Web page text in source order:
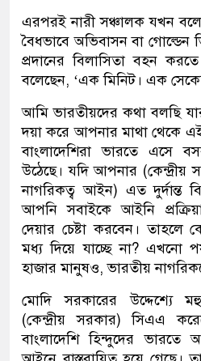
এরপরই নারী সঞ্চালক যখন
বৈধভাবে অভিবাসন বা
প্রদানের বিলাসিতা বহন
বলেছেন, ‘এক মিনিট। এক
আমি ভারতীয়দের কথা বলছি
দয়া করে আপনার মাথা থেকে
বাংলাদেশিরা ভারতে এসে
উঠেছে। যদি আপনার
নাগরিকত্ব আইন) এত দুর্দান্ত
আপনি সবাইকে আইনি
দেয়ার চেষ্টা করবেন। তাহলে
মধ্য দিয়ে যাচ্ছে না? এখনো
হাজার মানুষও, ভারতীয়
মোদি সরকারের উদ্দেশ্যে
(কেন্দ্রীয় সরকার) সিএএ
বাংলাদেশি হিন্দুদের